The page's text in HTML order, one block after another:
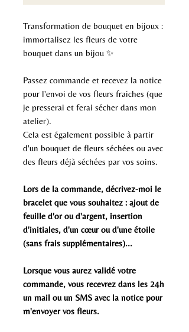
Transformation de bouquet en bijoux :
immortalisez les fleurs de votre
bouquet dans un bijou ✨
Passez commande et recevez la notice
pour l'envoi de vos fleurs fraiches (que
je presserai et ferai sécher dans mon
atelier).
Cela est également possible à partir
d'un bouquet de fleurs séchées ou avec
des fleurs déjà séchées par vos soins.
Lors de la commande, décrivez-moi le
bracelet que vous souhaitez : ajout de
feuille d'or ou d'argent, insertion
d'initiales, d'un cœur ou d'une étoile
(sans frais supplémentaires)...
Lorsque vous aurez validé votre
commande, vous recevrez dans les 24h
un mail ou un SMS avec la notice pour
m'envoyer vos fleurs.